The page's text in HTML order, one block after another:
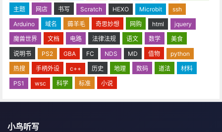
主题
网店 书写 Scratch HEXO Microbit
ssh
Arduino
域名 薅羊毛 奇思妙想 网购 html
jquery
魔兽世界
文档 电路 法律法规 语文 数学
美食
说明书
PS2 GBA FC NDS MD 值物
python
热搜
手柄外设 c++ 历史 地理 数码 道法
材料
PS1
wsc 科学 标准 小说
小鸟听写